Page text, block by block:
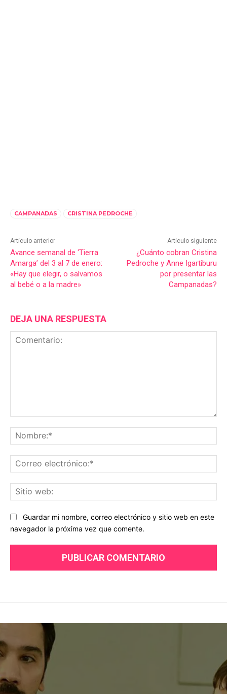
CAMPANADAS CRISTINA PEDROCHE
Artículo anterior
Avance semanal de ‘Tierra
Amarga’ del 3 al 7 de enero:
«Hay que elegir, o salvamos
al bebé o a la madre»
Artículo siguiente
¿Cuánto cobran Cristina
Pedroche y Anne Igartiburu
por presentar las
Campanadas?
DEJA UNA RESPUESTA
Guardar mi nombre, correo electrónico y sitio web en este
navegador la próxima vez que comente.